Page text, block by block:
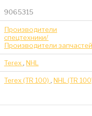
9065315
Производители
спецтехники/
Производители запчастей
Terex ,NHL
Terex (TR 100) ,NHL (TR